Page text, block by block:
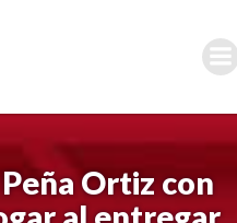
Ortiz con